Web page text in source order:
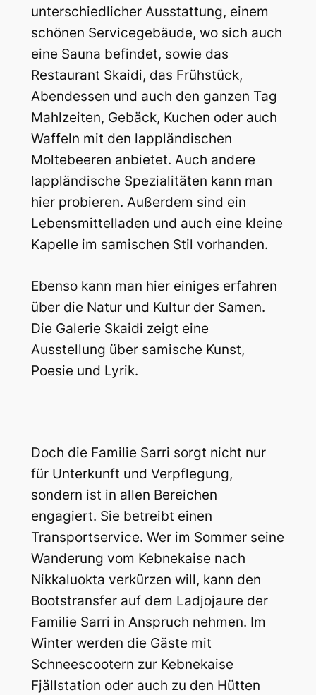
unterschiedlicher Ausstattung, einem
schönen Servicegebäude, wo sich auch
eine Sauna befindet, sowie das
Restaurant Skaidi, das Frühstück,
Abendessen und auch den ganzen Tag
Mahlzeiten, Gebäck, Kuchen oder auch
Waffeln mit den lappländischen
Moltebeeren anbietet. Auch andere
lappländische Spezialitäten kann man
hier probieren. Außerdem sind ein
Lebensmittelladen und auch eine kleine
Kapelle im samischen Stil vorhanden.
Ebenso kann man hier einiges erfahren
über die Natur und Kultur der Samen.
Die Galerie Skaidi zeigt eine
Ausstellung über samische Kunst,
Poesie und Lyrik.
Doch die Familie Sarri sorgt nicht nur
für Unterkunft und Verpflegung,
sondern ist in allen Bereichen
engagiert. Sie betreibt einen
Transportservice. Wer im Sommer seine
Wanderung vom Kebnekaise nach
Nikkaluokta verkürzen will, kann den
Bootstransfer auf dem Ladjojaure der
Familie Sarri in Anspruch nehmen. Im
Winter werden die Gäste mit
Schneescootern zur Kebnekaise
Fjällstation oder auch zu den Hütten